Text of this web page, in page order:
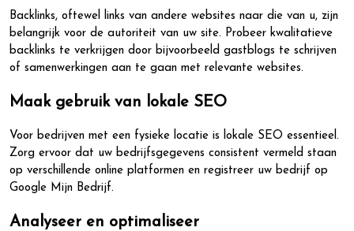
Backlinks, oftewel links van andere websites naar die van u, zijn
belangrijk voor de autoriteit van uw site. Probeer kwalitatieve
backlinks te verkrijgen door bijvoorbeeld gastblogs te schrijven
of samenwerkingen aan te gaan met relevante websites.
Maak gebruik van lokale SEO
Voor bedrijven met een fysieke locatie is lokale SEO essentieel.
Zorg ervoor dat uw bedrijfsgegevens consistent vermeld staan
op verschillende online platformen en registreer uw bedrijf op
Google Mijn Bedrijf.
Analyseer en optimaliseer